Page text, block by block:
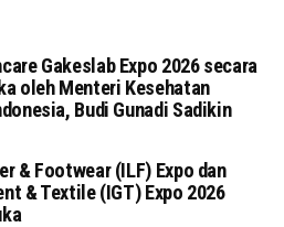
Gakeslab Expo 2026 secara
oleh Menteri Kesehatan
Budi Gunadi Sadikin
& Footwear (ILF) Expo dan
& Textile (IGT) Expo 2026